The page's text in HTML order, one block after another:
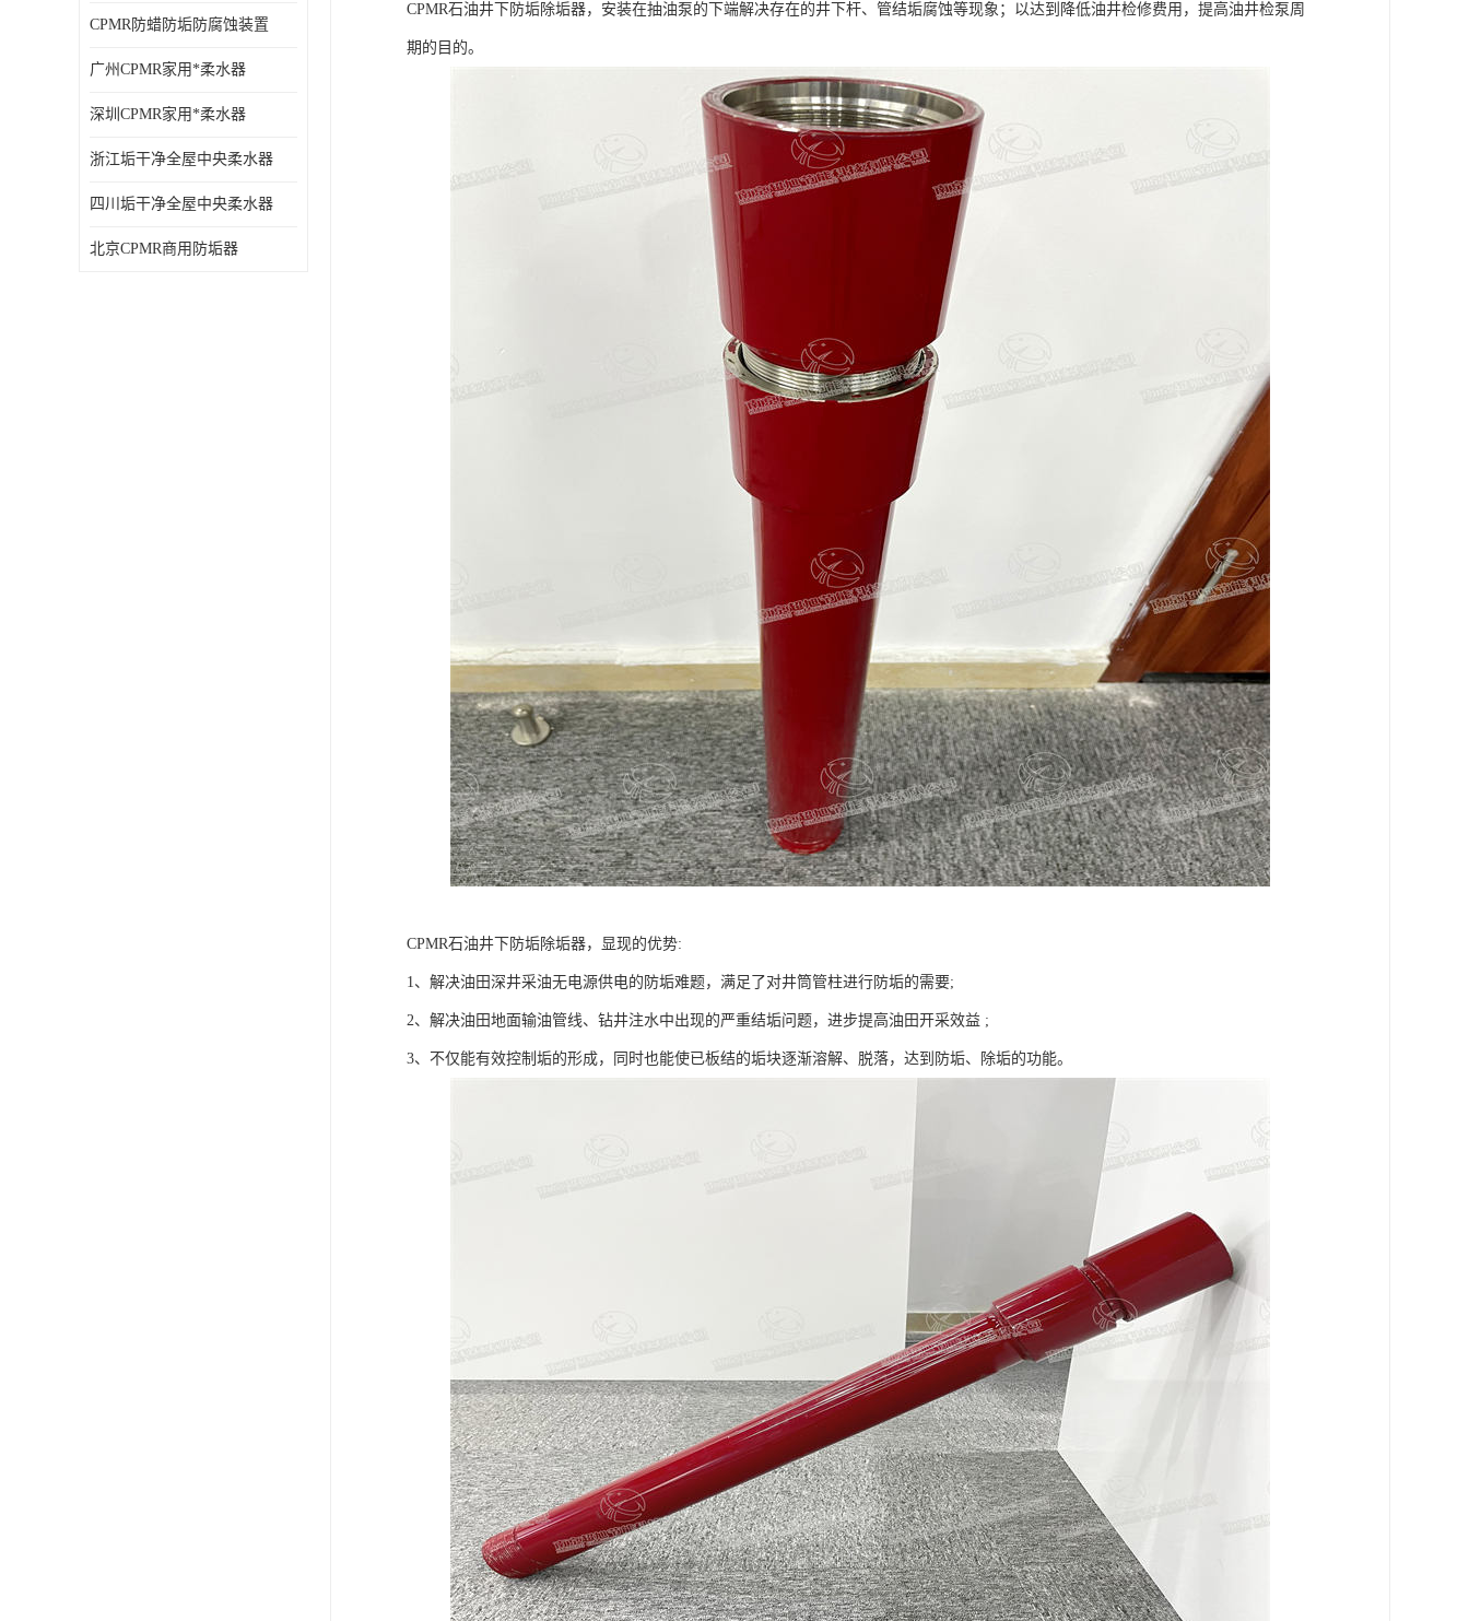
CPMR防蜡防垢防腐蚀装置
广州CPMR家用*柔水器
深圳CPMR家用*柔水器
浙江垢干净全屋中央柔水器
四川垢干净全屋中央柔水器
北京CPMR商用防垢器
CPMR石油井下防垢除垢器，安装在抽油泵的下端解决存在的井下杆、管结垢腐蚀等现象；以达到降低油井检修费用，提高油井检泵周
期的目的。
CPMR石油井下防垢除垢器，显现的优势:
1、解决油田深井采油无电源供电的防垢难题，满足了对井筒管柱进行防垢的需要;
2、解决油田地面输油管线、钻井注水中出现的严重结垢问题，进步提高油田开采效益 ;
3、不仅能有效控制垢的形成，同时也能使已板结的垢块逐渐溶解、脱落，达到防垢、除垢的功能。